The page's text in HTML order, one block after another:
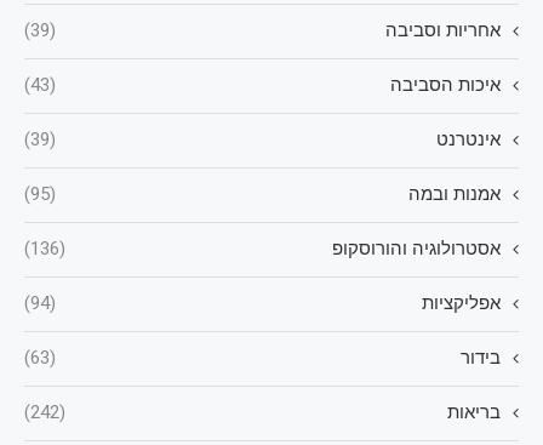
אחריות וסביבה (39)
איכות הסביבה (43)
אינטרנט (39)
אמנות ובמה (95)
אסטרולוגיה והורוסקופ (136)
אפליקציות (94)
בידור (63)
בריאות (242)